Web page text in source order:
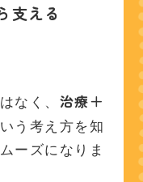
支える
なく、 治療＋
う考え方を知
ーズになりま